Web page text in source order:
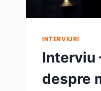
INTERVIURI
Interviu
despre